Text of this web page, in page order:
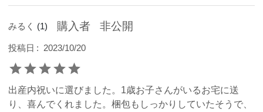
みるく 1 購入者 非公開
投稿日 2023/10/20
出産内祝いに選びました。1歳お子さんがいるお宅に送
り、喜んでくれました。梱包もしっかりしていたそうで、